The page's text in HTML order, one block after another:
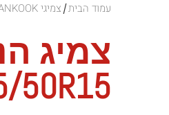
עמוד הבית/ צמיגי HANKOOK
50R15